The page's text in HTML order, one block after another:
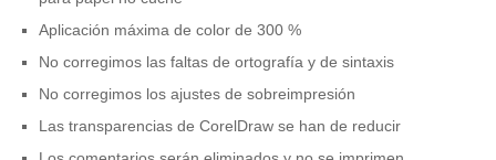
Aplicación máxima de color de 300 %
No corregimos las faltas de ortografía y de sintaxis
No corregimos los ajustes de sobreimpresión
Las transparencias de CorelDraw se han de reducir